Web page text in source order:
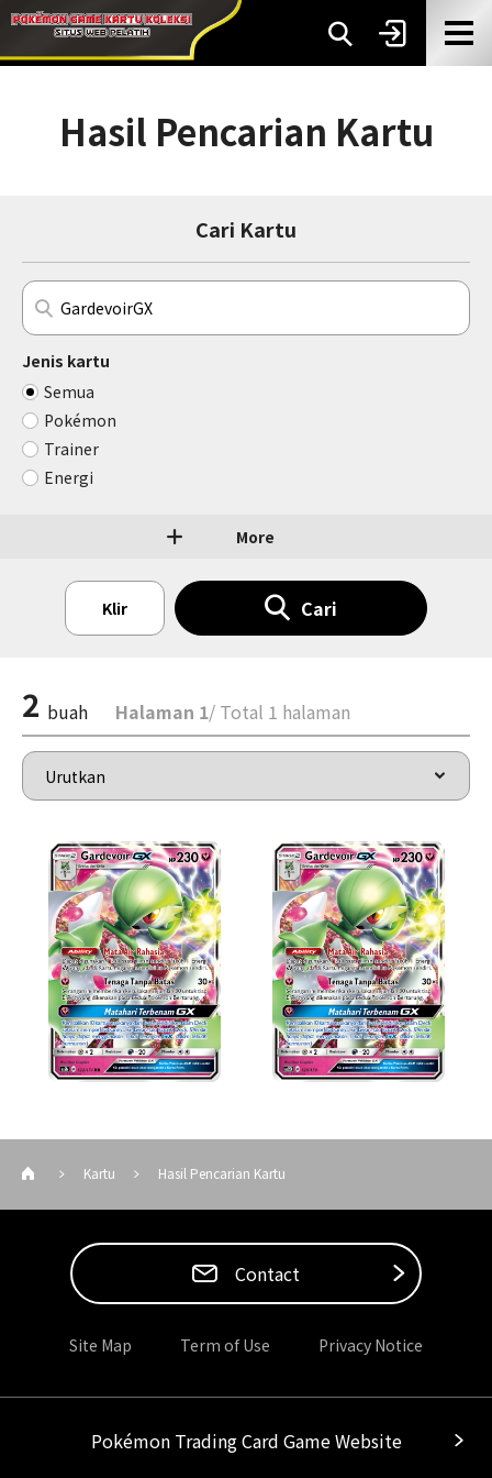
Hasil Pencarian Kartu
Cari Kartu
Jenis kartu
Semua
Pokémon
Trainer
Energi
More
Klir Cari
2 buah Halaman 1/ Total 1 halaman
Kartu Hasil Pencarian Kartu
Contact
Site Map Term of Use Privacy Notice
Pokémon Trading Card Game Website